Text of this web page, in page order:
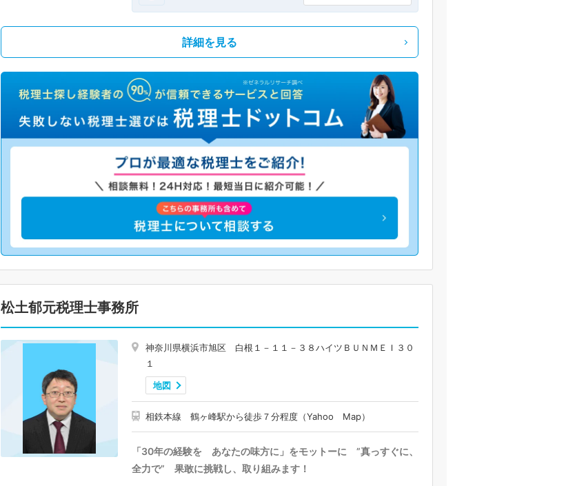
詳細を見る
松土郁元税理士事務所
神奈川県横浜市旭区 白根１－１１－３８ハイツＢＵＮＭＥＩ３０
１
地図
相鉄本線 鶴ヶ峰駅から徒歩７分程度（Yahoo Map）
「30年の経験を あなたの味方に」をモットーに ”真っすぐに、
全力で” 果敢に挑戦し、取り組みます！